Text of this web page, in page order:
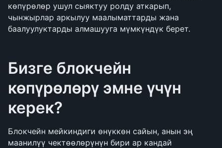
көпүрөлөр ушул сыяктуу ролду аткарып,
чынжырлар аркылуу маалыматтарды жана
баалуулуктарды алмашууга мүмкүндүк берет.
Бизге блокчейн
көпүрөлөрү эмне үчүн
керек?
Блокчейн мейкиндиги өнүккөн сайын, анын эң
маанилүү чектөөлөрүнүн бири ар кандай